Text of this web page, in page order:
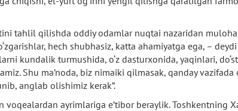
tahlil qilishda oddiy odamlar nuqtai nazaridan
hech shubhasiz, katta ahamiyatga ega, –
kundalik turmushida, o‘z dasturxonida, yaqinlari,
Shu ma’noda, biz nimaiki qilmasak, qanday vazifada
anglab olishimiz kerak”.
ayrimlariga e’tibor beraylik. Toshkentning